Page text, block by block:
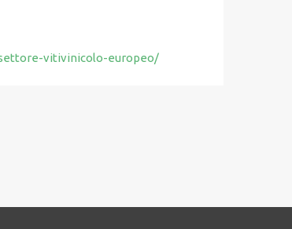
vitivinicolo-europeo/